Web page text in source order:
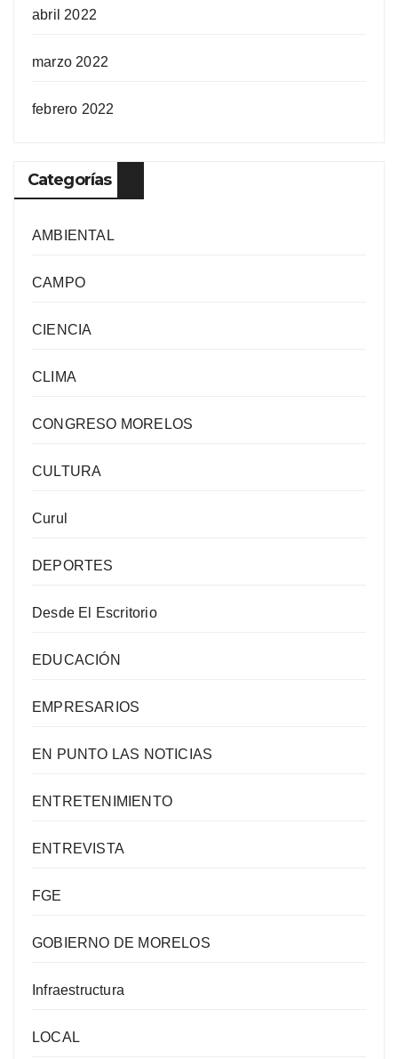
abril 2022
marzo 2022
febrero 2022
Categorías
AMBIENTAL
CAMPO
CIENCIA
CLIMA
CONGRESO MORELOS
CULTURA
Curul
DEPORTES
Desde El Escritorio
EDUCACIÓN
EMPRESARIOS
EN PUNTO LAS NOTICIAS
ENTRETENIMIENTO
ENTREVISTA
FGE
GOBIERNO DE MORELOS
Infraestructura
LOCAL